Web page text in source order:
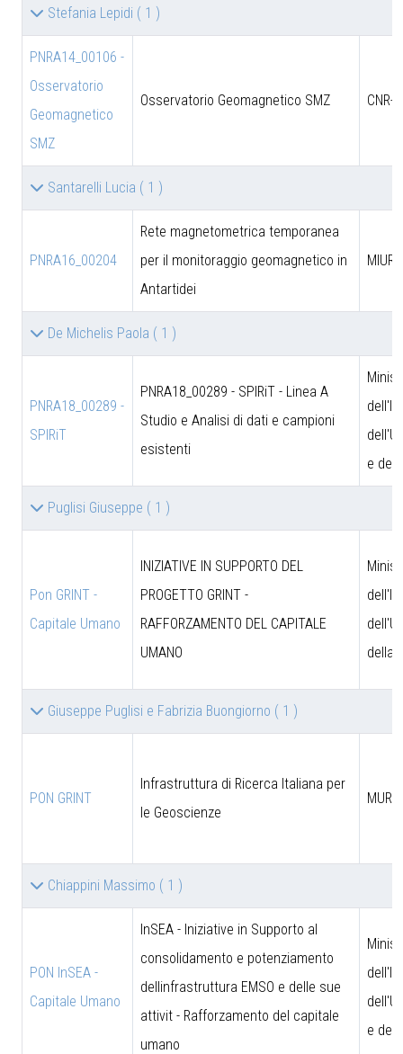
Stefania Lepidi ( 1 )
PNRA14_00106 -
Osservatorio
Geomagnetico
SMZ
Osservatorio Geomagnetico SMZ CNR-
Santarelli Lucia ( 1 )
PNRA16_00204
Rete magnetometrica temporanea
per il monitoraggio geomagnetico in
Antartidei
MIUR
De Michelis Paola ( 1 )
PNRA18_00289 -
SPIRiT
PNRA18_00289 - SPIRiT - Linea A
Studio e Analisi di dati e campioni
esistenti
e
Puglisi Giuseppe ( 1 )
Pon GRINT -
Capitale Umano
INIZIATIVE IN SUPPORTO DEL
PROGETTO GRINT -
RAFFORZAMENTO DEL CAPITALE
UMANO
della
Giuseppe Puglisi e Fabrizia Buongiorno ( 1 )
PON GRINT
Infrastruttura di Ricerca Italiana per
le Geoscienze
MUR
Chiappini Massimo ( 1 )
PON InSEA -
Capitale Umano
InSEA - Iniziative in Supporto al
consolidamento e potenziamento
dellinfrastruttura EMSO e delle sue
attivit - Rafforzamento del capitale
umano
e